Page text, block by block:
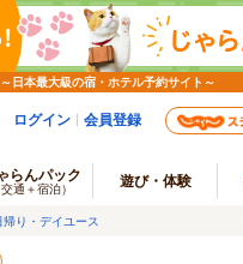
日本最大級の宿・ホテル予約サイト～
ログイン 会員登録
らんパック
交通＋宿泊） 遊び・体験
帰り・デイユース